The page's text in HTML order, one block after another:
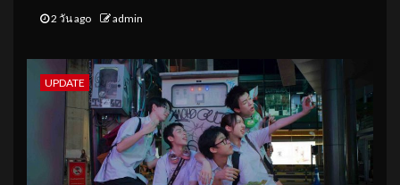
2 วัน ago admin
UPDATE